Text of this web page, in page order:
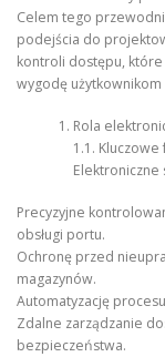
Celem tego
podejścia do
kontroli dostępu,
wygodę
Rola
1.1.
Elektroniczne
Precyzyjne
obsługi portu.
Ochronę przed
magazynów.
Automatyzację
Zdalne zarządzanie
bezpieczeństwa.